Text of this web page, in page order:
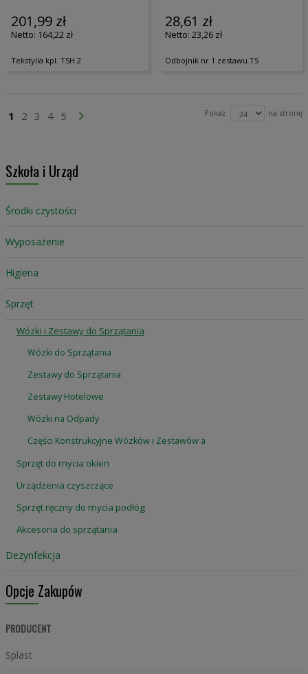
201,99 zł
164,22 zł
Tekstylia kpl. TSH 2
28,61 zł
23,26 zł
Odbojnik nr 1 zestawu TS
Aktualnie czytasz stronę
1 Strona
2 Strona
3 Strona
4 Strona
5 Strona
Przejdź Dalej Pokaż na stronę
Szkoła i Urząd
Środki czystości
Wyposażenie
Higiena
Sprzęt
Wózki i Zestawy do Sprzątania
Wózki do Sprzątania
Zestawy do Sprzątania
Zestawy Hotelowe
Wózki na Odpady
Części Konstrukcyjne Wózków i Zestawów a
Sprzęt do mycia okien
Urządzenia czyszczące
Sprzęt ręczny do mycia podłóg
Akcesoria do sprzątania
Dezynfekcja
Opcje Zakupów
PRODUCENT
Splast